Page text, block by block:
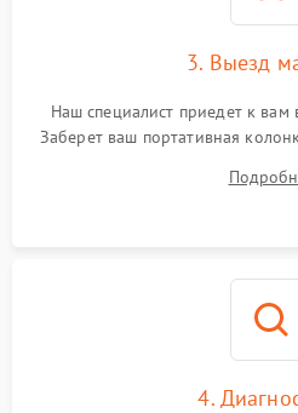
3. Выезд
Наш специалист приедет к вам
Заберет ваш портативная
4.